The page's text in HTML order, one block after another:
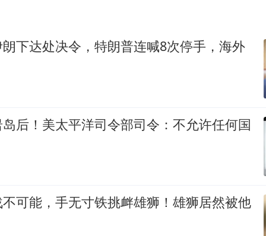
夯实基础开新局
下达处决令，特朗普连喊8次停手，海外
后！美太平洋司令部司令：不允许任何国
可能，手无寸铁挑衅雄狮！雄狮居然被他